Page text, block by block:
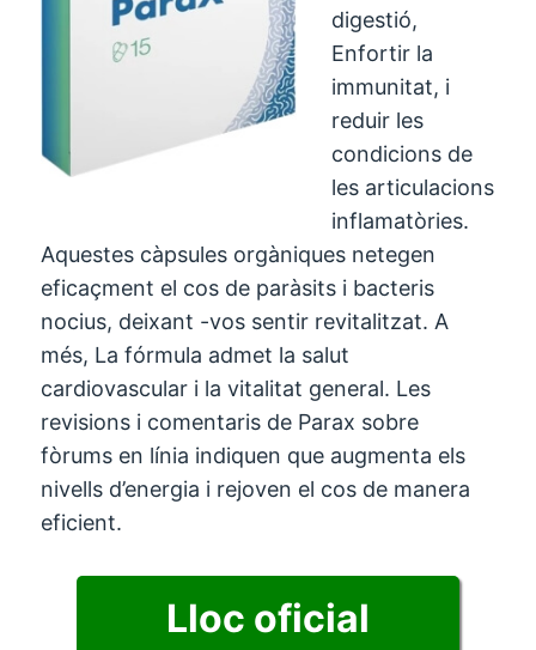
digestió,
Enfortir la
immunitat, i
reduir les
condicions de
les articulacions
inflamatòries.
Aquestes càpsules orgàniques netegen
eficaçment el cos de paràsits i bacteris
nocius, deixant -vos sentir revitalitzat. A
més, La fórmula admet la salut
cardiovascular i la vitalitat general. Les
revisions i comentaris de Parax sobre
fòrums en línia indiquen que augmenta els
nivells d’energia i rejoven el cos de manera
eficient.
Lloc oficial